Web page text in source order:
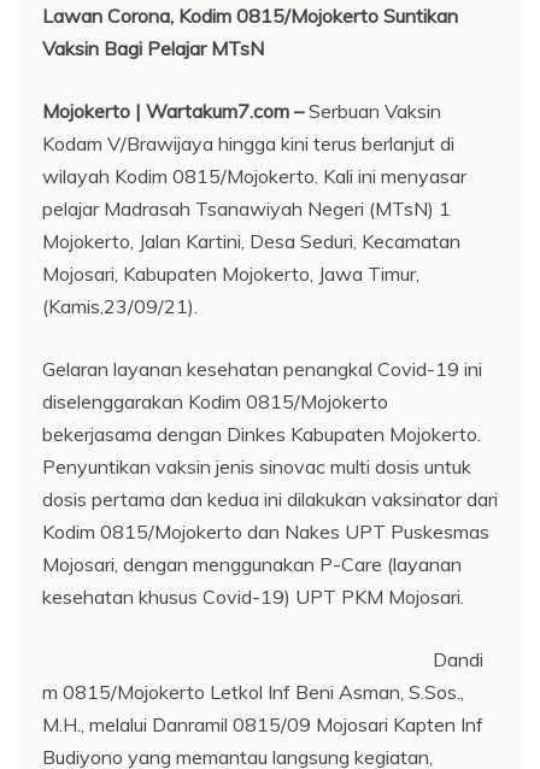
Lawan Corona, Kodim 0815/Mojokerto Suntikan
Vaksin Bagi Pelajar MTsN
Mojokerto | Wartakum7.com –Serbuan Vaksin
Kodam V/Brawijaya hingga kini terus berlanjut di
wilayah Kodim 0815/Mojokerto. Kali ini menyasar
pelajar Madrasah Tsanawiyah Negeri (MTsN) 1
Mojokerto, Jalan Kartini, Desa Seduri, Kecamatan
Mojosari, Kabupaten Mojokerto, Jawa Timur,
(Kamis,23/09/21).
Gelaran layanan kesehatan penangkal Covid-19 ini
diselenggarakan Kodim 0815/Mojokerto
bekerjasama dengan Dinkes Kabupaten Mojokerto.
Penyuntikan vaksin jenis sinovac multi dosis untuk
dosis pertama dan kedua ini dilakukan vaksinator dari
Kodim 0815/Mojokerto dan Nakes UPT Puskesmas
Mojosari, dengan menggunakan P-Care (layanan
kesehatan khusus Covid-19) UPT PKM Mojosari.
Dandi
m 0815/Mojokerto Letkol Inf Beni Asman, S.Sos.,
M.H., melalui Danramil 0815/09 Mojosari Kapten Inf
Budiyono yang memantau langsung kegiatan,